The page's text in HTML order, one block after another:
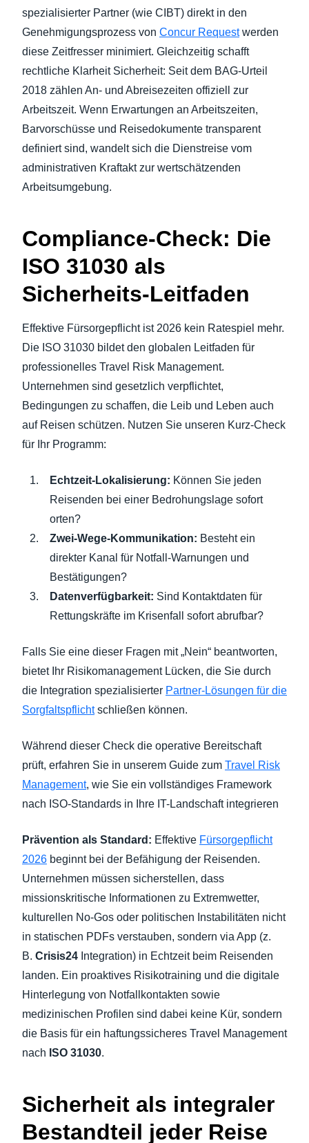
spezialisierter Partner (wie CIBT) direkt in den
Genehmigungsprozess von Concur Requestwerden
diese Zeitfresser minimiert. Gleichzeitig schafft
rechtliche Klarheit Sicherheit: Seit dem BAG-Urteil
2018 zählen An- und Abreisezeiten offiziell zur
Arbeitszeit. Wenn Erwartungen an Arbeitszeiten,
Barvorschüsse und Reisedokumente transparent
definiert sind, wandelt sich die Dienstreise vom
administrativen Kraftakt zur wertschätzenden
Arbeitsumgebung.
Compliance-Check: Die
ISO 31030 als
Sicherheits-Leitfaden
Effektive Fürsorgepflicht ist 2026 kein Ratespiel mehr.
Die ISO 31030 bildet den globalen Leitfaden für
professionelles Travel Risk Management.
Unternehmen sind gesetzlich verpflichtet,
Bedingungen zu schaffen, die Leib und Leben auch
auf Reisen schützen. Nutzen Sie unseren Kurz-Check
für Ihr Programm:
Echtzeit-Lokalisierung: Können Sie jeden
Reisenden bei einer Bedrohungslage sofort
orten?
Zwei-Wege-Kommunikation: Besteht ein
direkter Kanal für Notfall-Warnungen und
Bestätigungen?
Datenverfügbarkeit: Sind Kontaktdaten für
Rettungskräfte im Krisenfall sofort abrufbar?
Falls Sie eine dieser Fragen mit „Nein“ beantworten,
bietet Ihr Risikomanagement Lücken, die Sie durch
die Integration spezialisierter Partner-Lösungen für die
Sorgfaltspflichtschließen können.
Während dieser Check die operative Bereitschaft
prüft, erfahren Sie in unserem Guide zum Travel Risk
Management, wie Sie ein vollständiges Framework
nach ISO-Standards in Ihre IT-Landschaft integrieren
Prävention als Standard: Effektive Fürsorgepflicht
2026 beginnt bei der Befähigung der Reisenden.
Unternehmen müssen sicherstellen, dass
missionskritische Informationen zu Extremwetter,
kulturellen No-Gos oder politischen Instabilitäten nicht
in statischen PDFs verstauben, sondern via App (z.
B. Crisis24 Integration) in Echtzeit beim Reisenden
landen. Ein proaktives Risikotraining und die digitale
Hinterlegung von Notfallkontakten sowie
medizinischen Profilen sind dabei keine Kür, sondern
die Basis für ein haftungssicheres Travel Management
nach ISO 31030.
Sicherheit als integraler
Bestandteil jeder Reise